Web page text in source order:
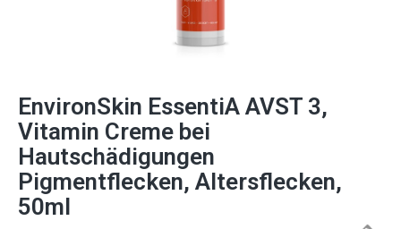
EnvironSkin EssentiA AVST 3,
Vitamin Creme bei
Hautschädigungen
Pigmentflecken, Altersflecken,
50ml